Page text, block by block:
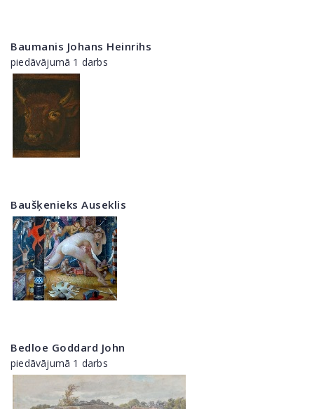
Baumanis Johans Heinrihs
piedāvājumā 1 darbs
Baušķenieks Auseklis
Bedloe Goddard John
piedāvājumā 1 darbs